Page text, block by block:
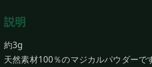
（PROTECTION）
説明
約3g
天然素材100％のマジカルパウダーで